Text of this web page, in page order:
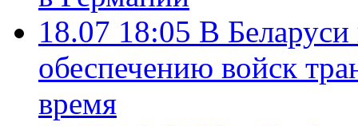
18.07 18:05 В
обеспечению войск
время